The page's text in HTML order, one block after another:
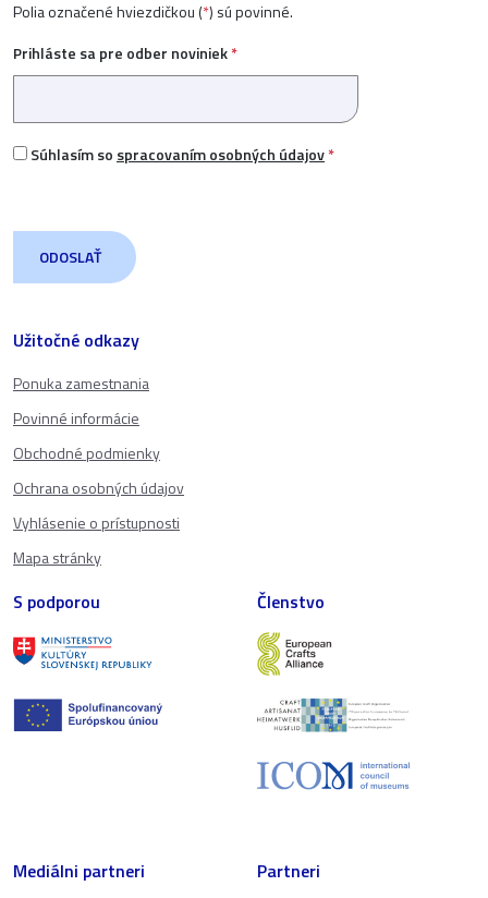
Užitočné odkazy
Ponuka zamestnania
Povinné informácie
Obchodné podmienky
Ochrana osobných údajov
Vyhlásenie o prístupnosti
Mapa stránky
Polia označené hviezdičkou (*) sú povinné.
Prihláste sa pre odber noviniek*
Súhlasím so spracovaním osobných údajov*
S podporou Členstvo
Mediálni partneri Partneri